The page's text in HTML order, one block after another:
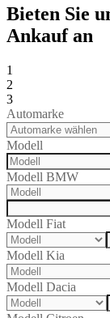
Bieten Sie
Ankauf an
1
2
3
Automarke
Modell
Modell BMW
Modell Fiat
Modell Kia
Modell Dacia